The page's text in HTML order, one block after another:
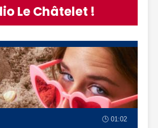
Le Châtelet !
🕒 01:02